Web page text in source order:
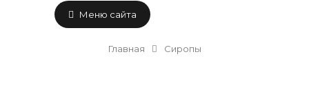
Меню сайта
Главная Сиропы